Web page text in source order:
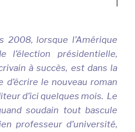
2008, lorsque l’Amérique
l’élection présidentielle,
à succès, est dans la
le nouveau roman
d’ici quelques mois. Le
soudain tout bascule
professeur d’université,